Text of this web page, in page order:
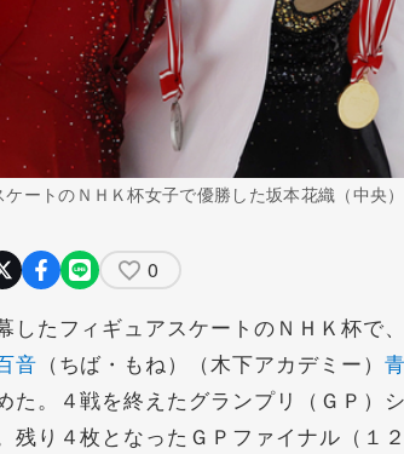
ートのＮＨＫ杯女子で優勝した坂本花織（中央
0
したフィギュアスケートのＮＨＫ杯で
音 （ちば・もね）（木下アカデミー）
た。４戦を終えたグランプリ（ＧＰ）
残り４枚となったＧＰファイナル（１